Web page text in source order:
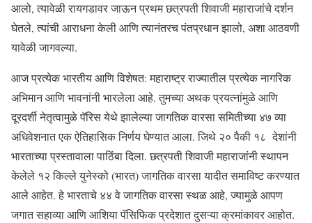
आलो, त्यावेळी रायगडावर जाऊन प्रथम छत्रपती शिवाजी महाराजांचे दर्शन
घेतले, त्यांची आराधना केली आणि त्यानंतरच पंतप्रधान झालो, अशा आठवणी
यावेळी जागवल्या.
आज प्रत्येक भारतीय आणि विशेषत: महाराष्ट्र राज्यातील प्रत्येक नागरिक
अभिमान आणि भावनांनी भारलेला आहे. तुमच्या अथक प्रयत्नांमुळे आणि
दूरदर्शी नेतृत्वामुळे पॅरिस येथे झालेल्या जागतिक वारसा समितीच्या ४७ व्या
अधिवेशनात एक ऐतिहासिक निर्णय घेण्यात आला. जिथे २० पैकी १८ देशांनी
भारताच्या प्रस्तावाला पाठिंबा दिला. छत्रपती शिवाजी महाराजांनी स्थापन
केलेले १२ किल्ले युनेस्को (भारत) जागतिक वारसा यादीत समाविष्ट करण्यात
आले आहेत. हे भारताचे ४४ वे जागतिक वारसा स्थळ आहे, ज्यामुळे आपण
जगात सहाव्या आणि आशिया पॅसिफिक प्रदेशात दुसऱ्या क्रमांकावर आहोत.